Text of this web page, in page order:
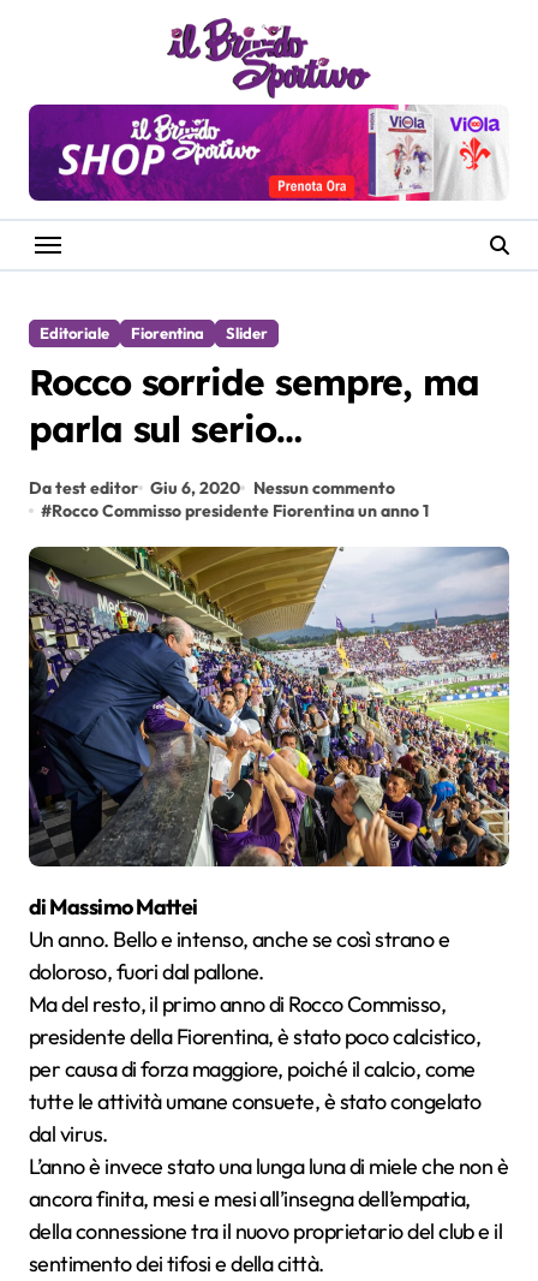
Editoriale Fiorentina Slider
Rocco sorride sempre, ma
parla sul serio…
Da test editor Giu 6, 2020
Nessun commento
#Rocco Commisso presidente Fiorentina un anno 1
di Massimo Mattei
Un anno. Bello e intenso, anche se così strano e
doloroso, fuori dal pallone.
Ma del resto, il primo anno di Rocco Commisso,
presidente della Fiorentina, è stato poco calcistico,
per causa di forza maggiore, poiché il calcio, come
tutte le attività umane consuete, è stato congelato
dal virus.
L’anno è invece stato una lunga luna di miele che non è
ancora finita, mesi e mesi all’insegna dell’empatia,
della connessione tra il nuovo proprietario del club e il
sentimento dei tifosi e della città.